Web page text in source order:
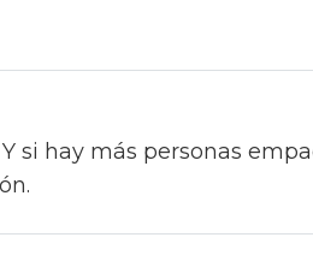
si hay más personas